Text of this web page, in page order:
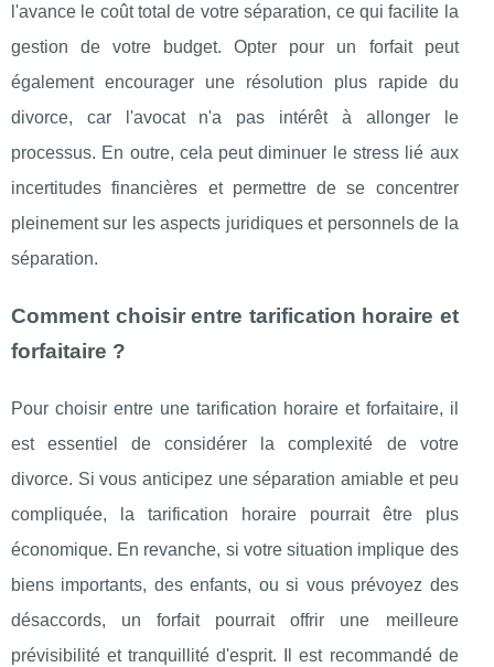
l'avance le coût total de votre séparation, ce qui facilite la
gestion de votre budget. Opter pour un forfait peut
également encourager une résolution plus rapide du
divorce, car l'avocat n'a pas intérêt à allonger le
processus. En outre, cela peut diminuer le stress lié aux
incertitudes financières et permettre de se concentrer
pleinement sur les aspects juridiques et personnels de la
séparation.
Comment choisir entre tarification horaire et
forfaitaire ?
Pour choisir entre une tarification horaire et forfaitaire, il
est essentiel de considérer la complexité de votre
divorce. Si vous anticipez une séparation amiable et peu
compliquée, la tarification horaire pourrait être plus
économique. En revanche, si votre situation implique des
biens importants, des enfants, ou si vous prévoyez des
désaccords, un forfait pourrait offrir une meilleure
prévisibilité et tranquillité d'esprit. Il est recommandé de